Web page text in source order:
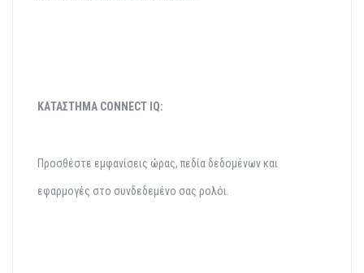
ΚΑΤΑΣΤΗΜΑ CONNECT IQ:
Προσθέστε εμφανίσεις ώρας, πεδία δεδομένων και
εφαρμογές στο συνδεδεμένο σας ρολόι.